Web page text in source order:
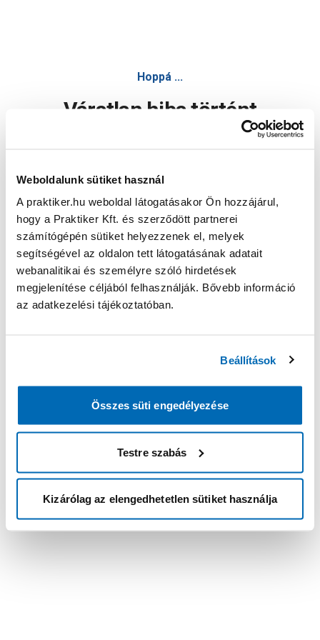
Weboldalunk sütiket használ
A praktiker.hu weboldal látogatásakor Ön hozzájárul,
hogy a Praktiker Kft. és szerződött partnerei
számítógépén sütiket helyezzenek el, melyek
segítségével az oldalon tett látogatásának adatait
webanalitikai és személyre szóló hirdetések
megjelenítése céljából felhasználják. Bővebb információ
az adatkezelési tájékoztatóban.
Beállítások
Összes süti engedélyezése
Testre szabás
Kizárólag az elengedhetetlen sütiket használja
Hoppá ...
Váratlan hiba történt
Oldal újratöltése